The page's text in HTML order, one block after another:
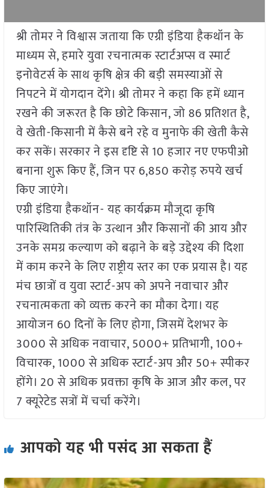
श्री तोमर ने विश्वास जताया कि एग्री इंडिया हैकथॉन के
माध्यम से, हमारे युवा रचनात्मक स्टार्टअप्स व स्मार्ट
इनोवेटर्स के साथ कृषि क्षेत्र की बड़ी समस्याओं से
निपटने में योगदान देंगे। श्री तोमर ने कहा कि हमें ध्यान
रखने की जरूरत है कि छोटे किसान, जो 86 प्रतिशत है,
वे खेती-किसानी में कैसे बने रहे व मुनाफे की खेती कैसे
कर सकें। सरकार ने इस दृष्टि से 10 हजार नए एफपीओ
बनाना शुरू किए हैं, जिन पर 6,850 करोड़ रुपये खर्च
किए जाएंगे।
एग्री इंडिया हैकथॉन- यह कार्यक्रम मौजूदा कृषि
पारिस्थितिकी तंत्र के उत्थान और किसानों की आय और
उनके समग्र कल्याण को बढ़ाने के बड़े उद्देश्य की दिशा
में काम करने के लिए राष्ट्रीय स्तर का एक प्रयास है। यह
मंच छात्रों व युवा स्टार्ट-अप को अपने नवाचार और
रचनात्मकता को व्यक्त करने का मौका देगा। यह
आयोजन 60 दिनों के लिए होगा, जिसमें देशभर के
3000 से अधिक नवाचार, 5000+ प्रतिभागी, 100+
विचारक, 1000 से अधिक स्टार्ट-अप और 50+ स्पीकर
होंगे। 20 से अधिक प्रवक्ता कृषि के आज और कल, पर
7 क्यूरेटेड सत्रों में चर्चा करेंगे।
आपको यह भी पसंद आ सकता हैं